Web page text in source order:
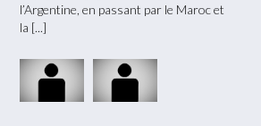
l’Argentine, en passant par le Maroc et
la